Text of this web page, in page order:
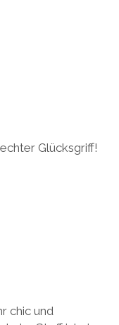
Glücksgriff!
chic und